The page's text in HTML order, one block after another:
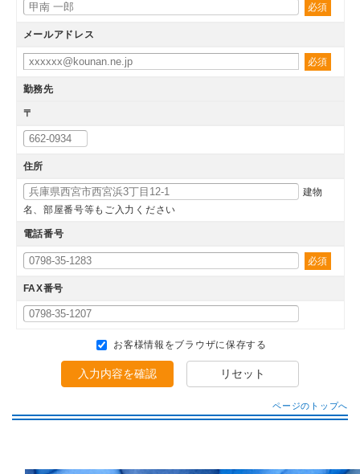
必須
メールアドレス
必須
勤務先
〒
住所
建物
名、部屋番号等もご入力ください
電話番号
必須
FAX番号
お客様情報をブラウザに保存する
入力内容を確認 リセット
ページのトップへ